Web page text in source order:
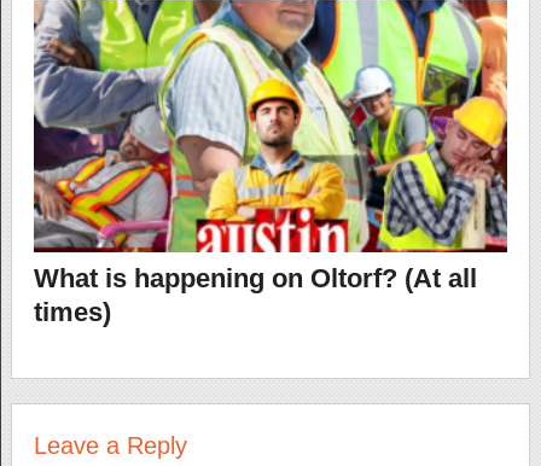
What is happening on Oltorf? (At all
times)
Leave a Reply